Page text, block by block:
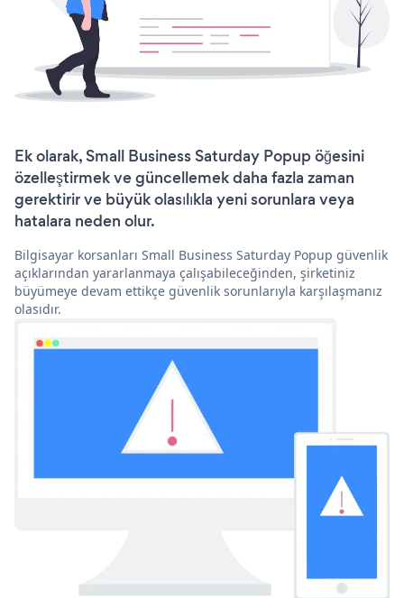
Ek olarak, Small Business Saturday Popup öğesini
özelleştirmek ve güncellemek daha fazla zaman
gerektirir ve büyük olasılıkla yeni sorunlara veya
hatalara neden olur.
Bilgisayar korsanları Small Business Saturday Popup güvenlik
açıklarından yararlanmaya çalışabileceğinden, şirketiniz
büyümeye devam ettikçe güvenlik sorunlarıyla karşılaşmanız
olasıdır.